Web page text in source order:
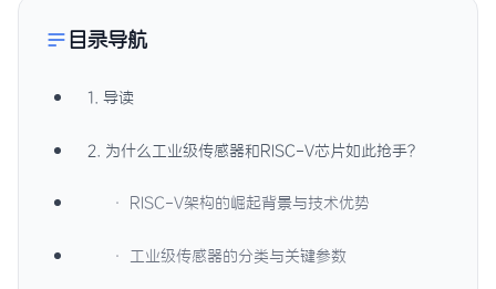
目录导航
1. 导读
2. 为什么工业级传感器和RISC-V芯片如此抢手？
· RISC-V架构的崛起背景与技术优势
· 工业级传感器的分类与关键参数